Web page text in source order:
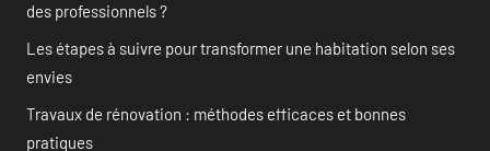
des professionnels ?
Les étapes à suivre pour transformer une habitation selon ses
envies
Travaux de rénovation : méthodes efficaces et bonnes
pratiques